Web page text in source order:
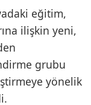
eğitim,
ilişkin yeni,
grubu
yönelik